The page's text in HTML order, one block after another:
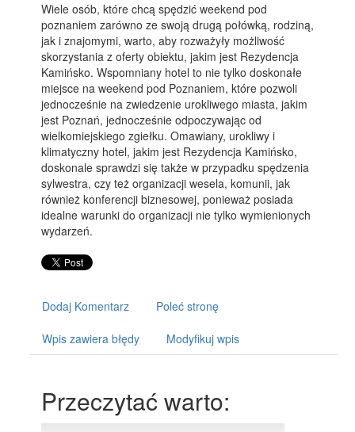
Wiele osób, które chcą spędzić weekend pod
poznaniem zarówno ze swoją drugą połówką, rodziną,
jak i znajomymi, warto, aby rozważyły możliwość
skorzystania z oferty obiektu, jakim jest Rezydencja
Kamińsko. Wspomniany hotel to nie tylko doskonałe
miejsce na weekend pod Poznaniem, które pozwoli
jednocześnie na zwiedzenie urokliwego miasta, jakim
jest Poznań, jednocześnie odpoczywając od
wielkomiejskiego zgiełku. Omawiany, urokliwy i
klimatyczny hotel, jakim jest Rezydencja Kamińsko,
doskonale sprawdzi się także w przypadku spędzenia
sylwestra, czy też organizacji wesela, komunii, jak
również konferencji biznesowej, ponieważ posiada
idealne warunki do organizacji nie tylko wymienionych
wydarzeń.
Dodaj Komentarz Poleć stronę
Wpis zawiera błędy Modyfikuj wpis
Przeczytać warto: